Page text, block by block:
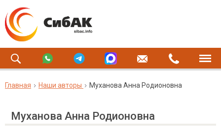
Главная Наши авторы Муханова Анна Родионовна
Муханова Анна Родионовна